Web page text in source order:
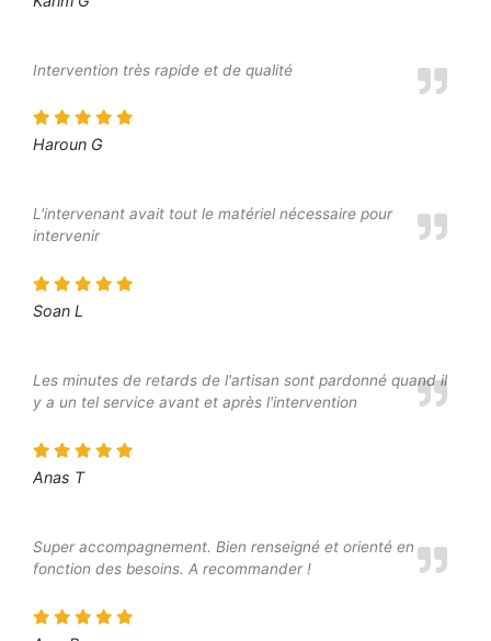
Intervention très rapide et de qualité
Haroun G
L'intervenant avait tout le matériel nécessaire pour
intervenir
Soan L
Les minutes de retards de l'artisan sont pardonné quand il
y a un tel service avant et après l'intervention
Anas T
Super accompagnement. Bien renseigné et orienté en
fonction des besoins. A recommander !